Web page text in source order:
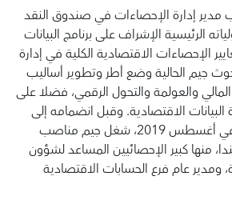
مدير إدارة الإحصاءات في صندوق النقد
الرئيسية الإشراف على برنامج البيانات
الإحصاءات الاقتصادية الكلية في إدارة
جيم الحالية وضع أطر وتطوير أساليب
والعولمة والتحول الرقمي، فضلا على
الاقتصادية. وقبل انضمامه إلى
صندوق النقد الدولي في أغسطس 2019، شغل جيم مناصب
منها كبير الإحصائيين المساعد لشؤون
ومدير عام فرع الحسابات الاقتصادية